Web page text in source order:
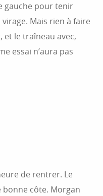
gauche pour tenir
Mais rien à faire
et le traîneau avec,
essai n’aura pas
de rentrer. Le
côte. Morgan